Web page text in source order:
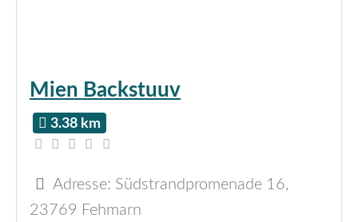
Mien Backstuuv
3.38 km
Adresse: Südstrandpromenade 16,
23769 Fehmarn